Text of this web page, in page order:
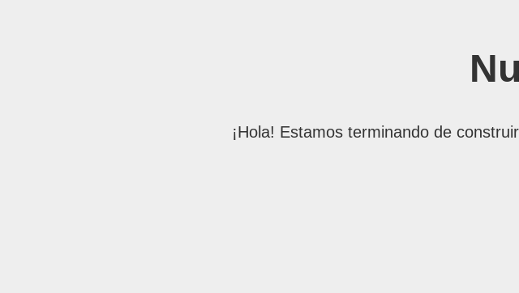
¡Hola! Estamos terminando de